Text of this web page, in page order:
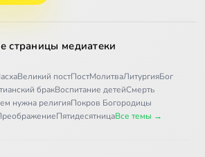
страницы медиатеки
Великий постПостМолитваЛитургияБог
бракВоспитание детейСмерть
нужна религияПокров Богородицы
ПятидесятницаВсе темы →